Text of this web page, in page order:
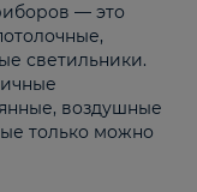
— это
светильники.
воздушные
только можно